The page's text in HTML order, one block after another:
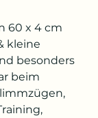
60 x 4 cm
kleine
besonders
beim